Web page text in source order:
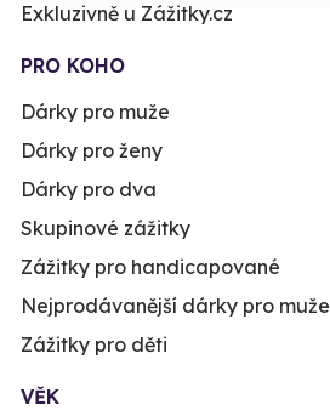
Exkluzivně u Zážitky.cz
PRO KOHO
Dárky pro muže
Dárky pro ženy
Dárky pro dva
Skupinové zážitky
Zážitky pro handicapované
Nejprodávanější dárky pro muže
Zážitky pro děti
VĚK